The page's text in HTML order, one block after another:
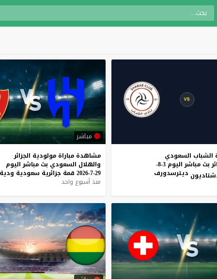
الشباب السعودي
ومولودية الجزائر بث مباشر اليوم 3-8-
ديترسدورف
مباشر
مشاهدة مباراة مولودية الجزائر
والهلال السعودي بث مباشر اليوم
29-7-2026
قمة جزائرية سعودية
منذ أسبوع واحد